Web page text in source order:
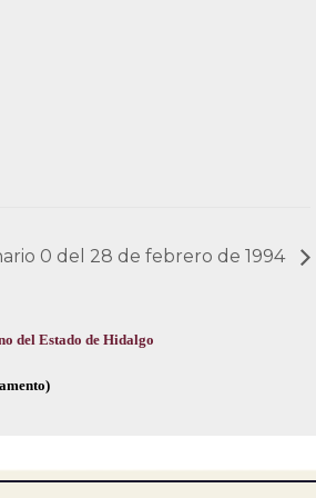
0 del 28 de febrero de 1994
del Estado de Hidalgo